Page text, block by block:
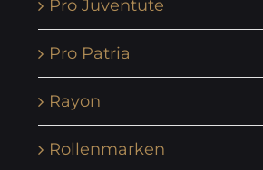
Pro Juventute
Pro Patria
Rayon
Rollenmarken